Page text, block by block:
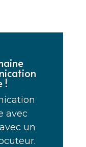
!
avec
un